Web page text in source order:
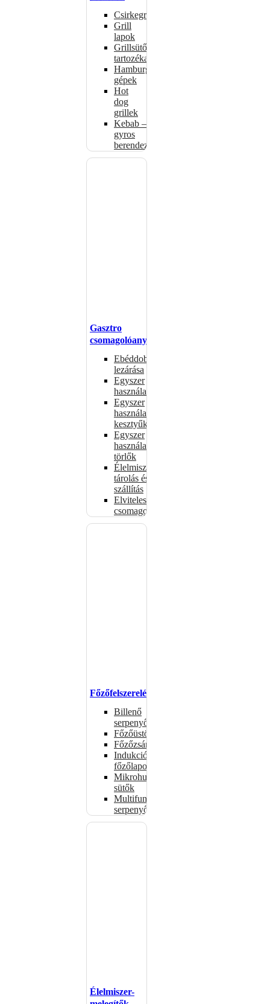
Csirkegrillek
Grill
lapok
Grillsütők
tartozékai
Hamburgerformázó
gépek
Hot
dog
grillek
Kebab –
gyros
berendezés
Gasztro
csomagolóanyagok
Ebéddobozok
lezárása
Egyszer
használatos
Egyszer
használatos
kesztyűk
Egyszer
használatos
törlők
Élelmiszer-
tárolás és
szállítás
Elviteles
csomagolóanyagok
Főzőfelszerelések
Billenő
serpenyők
Főzőüstök
Főzőzsámolyok
Indukciós
főzőlapok
Mikrohullámú
sütők
Multifunkciós
serpenyők
Élelmiszer-